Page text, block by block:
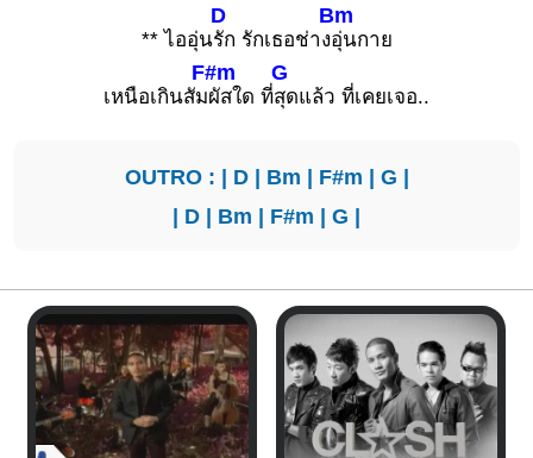
** ไออุ่น
D
รัก รักเธอช่าง
Bm
อุ่นกาย
เหนือเกินสัม
F#m
ผัสใด ที่
G
สุดแล้ว ที่เคยเจอ..
OUTRO : | D| Bm | F#m | G |
| D | Bm | F#m | G |